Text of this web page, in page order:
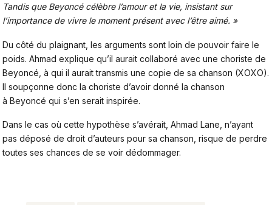
Tandis que Beyoncé célèbre l’amour et la vie, insistant sur
l’importance de vivre le moment présent avec l’être aimé. »
Du côté du plaignant, les arguments sont loin de pouvoir faire le
poids. Ahmad explique qu’il aurait collaboré avec une choriste de
Beyoncé, à qui il aurait transmis une copie de sa chanson (XOXO).
Il soupçonne donc la choriste d’avoir donné la chanson
à Beyoncé qui s’en serait inspirée.
Dans le cas où cette hypothèse s’avérait, Ahmad Lane, n’ayant
pas déposé de droit d’auteurs pour sa chanson, risque de perdre
toutes ses chances de se voir dédommager.